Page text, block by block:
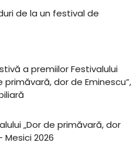
de la un festival de
a premiilor Festivalului
primăvară, dor de Eminescu”,
„Dor de primăvară, dor
Mesici 2026